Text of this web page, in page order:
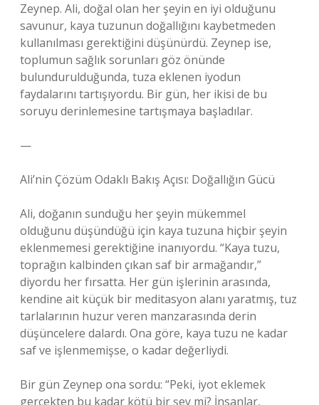
Zeynep. Ali, doğal olan her şeyin en iyi olduğunu
savunur, kaya tuzunun doğallığını kaybetmeden
kullanılması gerektiğini düşünürdü. Zeynep ise,
toplumun sağlık sorunları göz önünde
bulundurulduğunda, tuza eklenen iyodun
faydalarını tartışıyordu. Bir gün, her ikisi de bu
soruyu derinlemesine tartışmaya başladılar.
—
Ali’nin Çözüm Odaklı Bakış Açısı: Doğallığın Gücü
Ali, doğanın sunduğu her şeyin mükemmel
olduğunu düşündüğü için kaya tuzuna hiçbir şeyin
eklenmemesi gerektiğine inanıyordu. “Kaya tuzu,
toprağın kalbinden çıkan saf bir armağandır,”
diyordu her fırsatta. Her gün işlerinin arasında,
kendine ait küçük bir meditasyon alanı yaratmış, tuz
tarlalarının huzur veren manzarasında derin
düşüncelere dalardı. Ona göre, kaya tuzu ne kadar
saf ve işlenmemişse, o kadar değerliydi.
Bir gün Zeynep ona sordu: “Peki, iyot eklemek
gerçekten bu kadar kötü bir şey mi? İnsanlar,